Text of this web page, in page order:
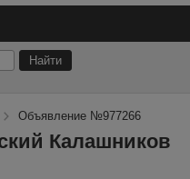
Объявление №977266
Калашников